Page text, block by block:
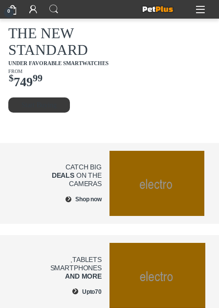
Skip to navigation
Skip to content
Open
0
THE NEW
STANDARD
UNDER FAVORABLE SMARTWATCHES
FROM
$74999
CATCH BIG
DEALSON THE
CAMERAS
Shop now
TABLETS,
SMARTPHONES
AND MORE
Upto70